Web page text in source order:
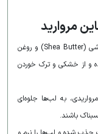
مروارید
با فرمولاسیون حاوی کره شی (Shea Butter) و روغن
8 ساعت حفظ کرده و از خشکی و ترک خوردن
به لب‌ها جلوه‌ای
باشند.